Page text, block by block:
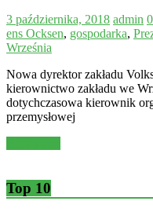
3 października, 2018 admin
ens Ocksen, gospodarka,
Września
Nowa dyrektor zakładu
kierownictwo zakładu we
dotychczasowa kierownik
przemysłowej
Top 10